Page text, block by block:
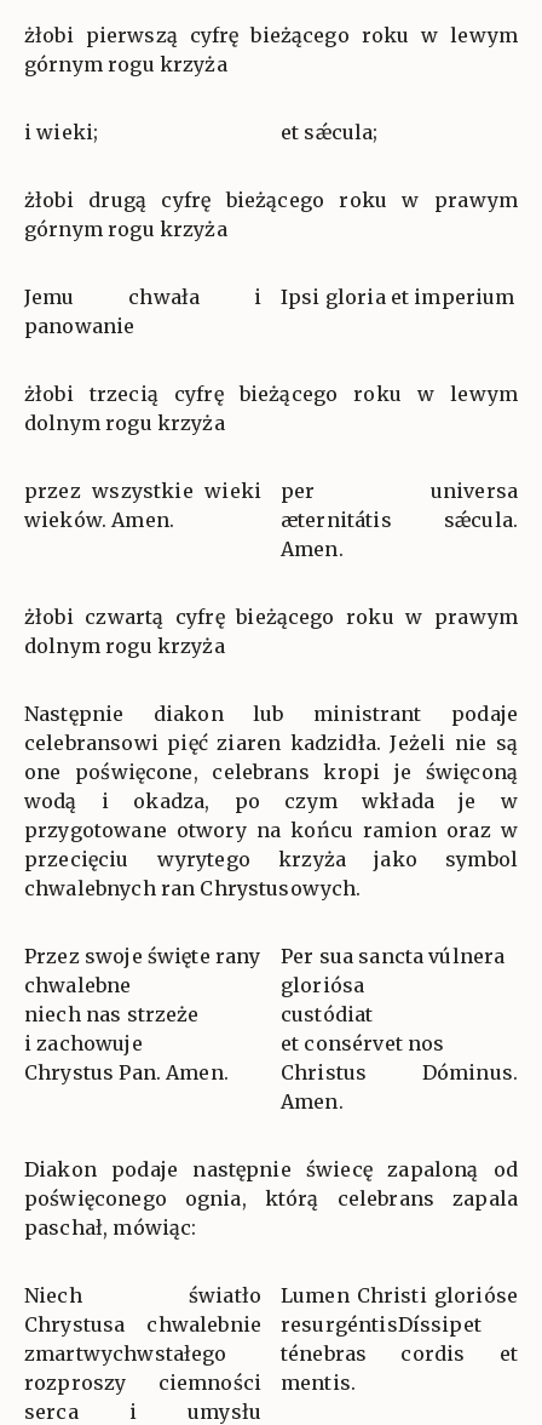
żłobi pierwszą cyfrę bieżącego roku w lewym
górnym rogu krzyża
i wieki; et sǽcula;
żłobi drugą cyfrę bieżącego roku w prawym
górnym rogu krzyża
Jemu chwała i
panowanie
Ipsi gloria et imperium
żłobi trzecią cyfrę bieżącego roku w lewym
dolnym rogu krzyża
przez wszystkie wieki
wieków. Amen.
per universa
æternitátis sǽcula.
Amen.
żłobi czwartą cyfrę bieżącego roku w prawym
dolnym rogu krzyża
Następnie diakon lub ministrant podaje
celebransowi pięć ziaren kadzidła. Jeżeli nie są
one poświęcone, celebrans kropi je święconą
wodą i okadza, po czym wkłada je w
przygotowane otwory na końcu ramion oraz w
przecięciu wyrytego krzyża jako symbol
chwalebnych ran Chrystusowych.
Przez swoje święte rany
chwalebne
niech nas strzeże
i zachowuje
Chrystus Pan. Amen.
Per sua sancta vúlnera
gloriósa
custódiat
et consérvet nos
Christus Dóminus.
Amen.
Diakon podaje następnie świecę zapaloną od
poświęconego ognia, którą celebrans zapala
paschał, mówiąc:
Niech światło
Chrystusa chwalebnie
zmartwychwstałego
rozproszy ciemności
serca i umysłu
Lumen Christi glorióse
resurgéntisDíssipet
ténebras cordis et
mentis.